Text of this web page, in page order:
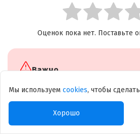
Оценок пока нет. Поставьте
Важно
разделе, не является
постановки диагноза или
Такие решения должен
Мы используем cookies, чтобы
Хорошо